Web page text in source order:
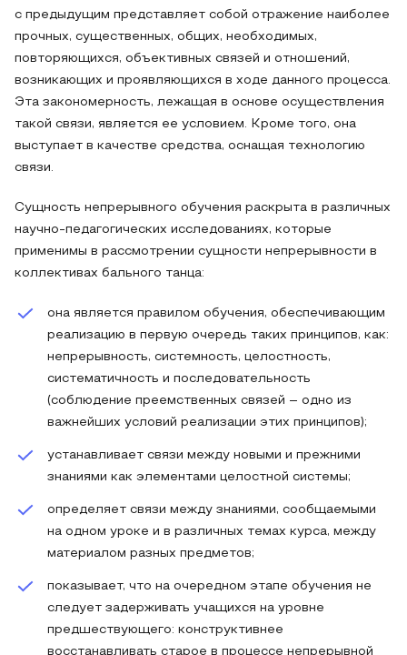
с предыдущим представляет собой отражение наиболее
прочных, существенных, общих, необходимых,
повторяющихся, объективных связей и отношений,
возникающих и проявляющихся в ходе данного процесса.
Эта закономерность, лежащая в основе осуществления
такой связи, является ее условием. Кроме того, она
выступает в качестве средства, оснащая технологию
связи.
Сущность непрерывного обучения раскрыта в различных
научно-педагогических исследованиях, которые
применимы в рассмотрении сущности непрерывности в
коллективах бального танца:
она является правилом обучения, обеспечивающим
реализацию в первую очередь таких принципов, как:
непрерывность, системность, целостность,
систематичность и последовательность
(соблюдение преемственных связей – одно из
важнейших условий реализации этих принципов);
устанавливает связи между новыми и прежними
знаниями как элементами целостной системы;
определяет связи между знаниями, сообщаемыми
на одном уроке и в различных темах курса, между
материалом разных предметов;
показывает, что на очередном этапе обучения не
следует задерживать учащихся на уровне
предшествующего: конструктивнее
восстанавливать старое в процессе непрерывной